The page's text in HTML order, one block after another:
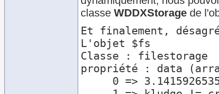
classe WDDXStorage de
Et finalement,
L'objet $fs
Classe : filestorage
propriété : data